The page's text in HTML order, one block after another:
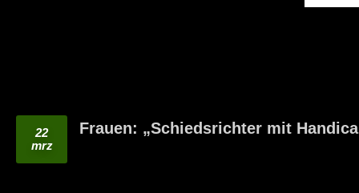
22
mrz
Frauen: „Schiedsrichter mit